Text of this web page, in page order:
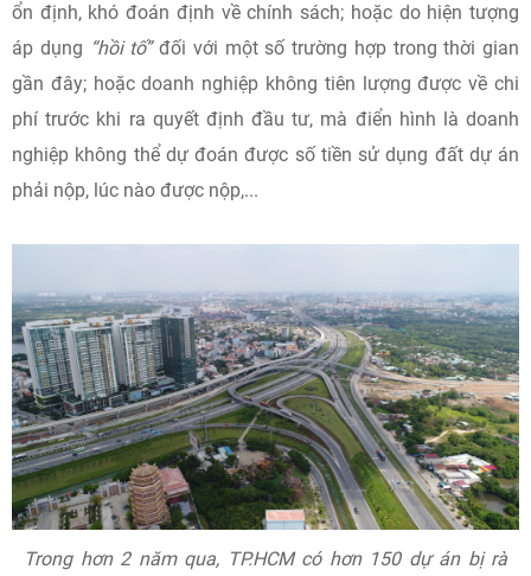
ổn định, khó đoán định về chính sách; hoặc do hiện tượng
áp dụng “hồi tố”đối với một số trường hợp trong thời gian
gần đây; hoặc doanh nghiệp không tiên lượng được về chi
phí trước khi ra quyết định đầu tư, mà điển hình là doanh
nghiệp không thể dự đoán được số tiền sử dụng đất dự án
phải nộp, lúc nào được nộp,...
Trong hơn 2 năm qua, TP.HCM có hơn 150 dự án bị rà